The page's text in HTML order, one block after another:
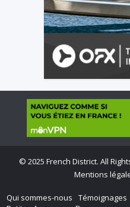
© 2025 French District. All
Mentions
Qui sommes-nous Témoignages